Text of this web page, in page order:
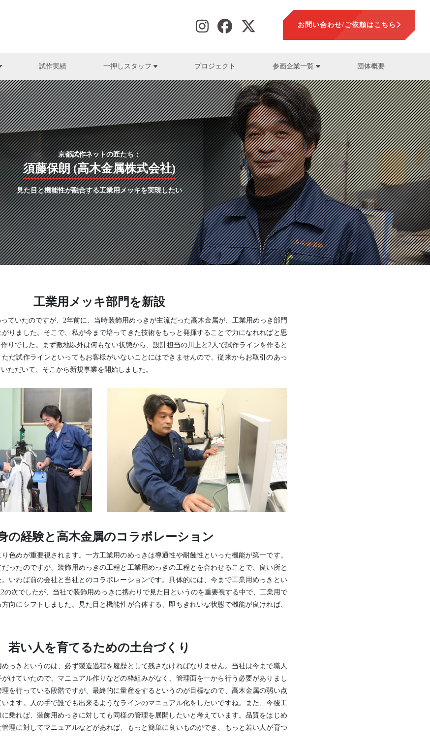
お問い合わせ/ご依頼はこちら
ゴム
プレス・板金
表面処理
ン・UI（ユーザーインターフェース）
研磨加工・電気加工
マシニング・旋盤
装置・システム開発・設計解析
要素技術一覧
試作実績 一押しスタッフ
筧富幸
(株式会社京光製作所)
日高勝
(土肥板金工業株式会社)
河原正人 / 公文洋一
(木下電子工業株式会社)
藤田裕司
(共進電機株式会社)
在間圭祐
(株式会社西山ケミックス)
門野将勝
(株式会社衣川製作所)
森岡清隆
(株式会社辻製作所)
名高賢次
(株式会社名高精工所)
山本孟史
(有限会社日双工業)
木村博高
(株式会社ナンゴー)
真名子正憲
(株式会社最上インクス)
北村恵彦
(株式会社クロスエフェクト)
山本正範
(HILLTOP株式会社)
須藤保朗
(高木金属株式会社)
熊崎純一
(株式会社キョークロ)
一押しスタッフ一覧
プロジェクト 参画企業一覧
株式会社グローヴ
株式会社クロスエフェクト
株式会社最上インクス
佐々木化学薬品株式会社
株式会社ジーマックス
JOHNAN株式会社
菅原精機株式会社
株式会社ソフトディバイス
高木金属株式会社
株式会社辻製作所
土肥板金工業株式会社
株式会社東洋
株式会社ナカモト
株式会社名高精工所
株式会社ナンゴー
株式会社西山ケミックス
有限会社日双工業
株式会社ニューネクスト
HILLTOP株式会社
ヒロセ工業株式会社
株式会社富士製作所
株式会社PROTEC
ヤナコプラス株式会社
株式会社山口精機製作所
ユーハン工業株式会社
洛陽プラスチック株式会社
参画企業一覧
団体概要
京都試作ネットの匠たち：
須藤保朗 (高木金属株式会社)
見た目と機能性が融合する工業用メッキを実現したい
工業用メッキ部門を新設
ていたのですが、2年前に、当時装飾用めっきが主流だった高木金属が、工業用めっき部門
りました。そこで、私が今まで培ってきた技術をもっと発揮することで力になれればと思
りでした。まず敷地以外は何もない状態から、設計担当の川上と2人で試作ラインを作ると
だ試作ラインといってもお客様がいないことにはできませんので、従来からお取引のあっ
ただいて、そこから新規事業を開始しました。
の経験と高木金属のコラボレーション
色めが重要視されます。一方工業用のめっきは導通性や耐蝕性といった機能が第一です。
ったのですが、装飾用めっきの工程と工業用めっきの工程とを合わせることで、良い所と
いわば前の会社と当社とのコラボレーションです。具体的には、今まで工業用めっきとい
の次でしたが、当社で装飾用めっきに携わりで見た目というのを重要視する中で、工業用で
向にシフトしました。見た目と機能性が合体する、即ちきれいな状態で機能が良ければ、
若い人を育てるための土台づくり
っきというのは、必ず製造過程を履歴として残さなければなりません。当社は今まで職人
けていたので、マニュアル作りなどの枠組みがなく、管理面を一から行う必要がありまし
を行っている段階ですが、最終的に量産をするというのが目標なので、高木金属の弱い点
ます。人の手で誰でも出来るようなラインのマニュアル化をしたいですね。また、今後工
乗れば、装飾用めっきに対しても同様の管理を展開したいと考えています。品質をはじめ
理に対してマニュアルなどがあれば、もっと簡単に良いものができ、もっと若い人が育つ